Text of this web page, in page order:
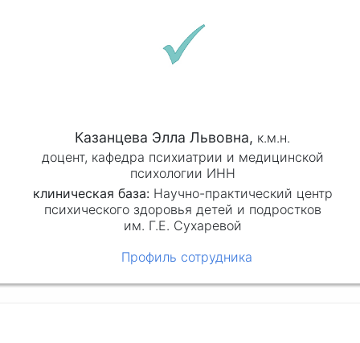
Казанцева Элла Львовна, к.м.н.
доцент, кафедра психиатрии и медицинской
психологии ИНН
клиническая база: Научно-практический центр
психического здоровья детей и подростков
им. Г.Е. Сухаревой
Профиль сотрудника